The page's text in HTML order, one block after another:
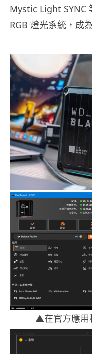
Mystic Light SYNC
RGB 燈光系統，成
▲在官方應用